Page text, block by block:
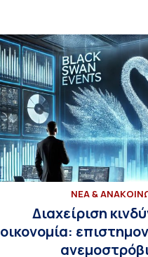
ΝΕΑ &
Διαχείριση
οικονομία: